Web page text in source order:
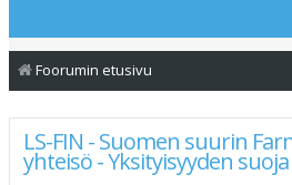
Foorumin etusivu
LS-FIN - Suomen suurin
yhteisö - Yksityisyyden suoja